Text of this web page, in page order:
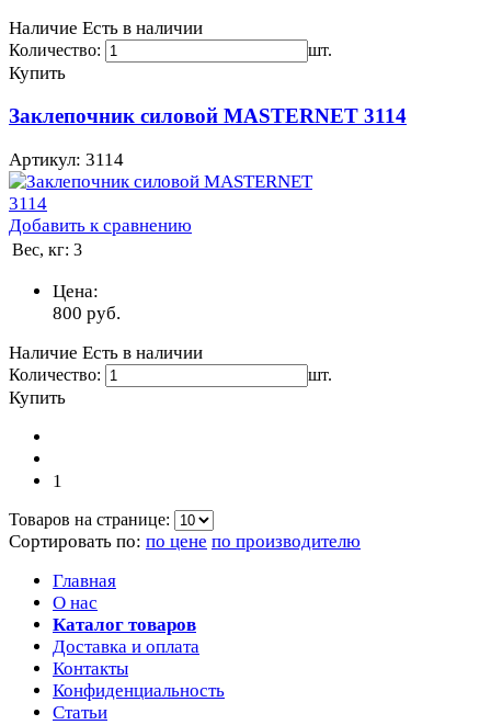
Наличие Есть в наличии
Количество: шт.
Купить
Заклепочник силовой MASTERNET 3114
Артикул: 3114
Добавить к сравнению
Вес, кг: 3
Цена:
800 руб.
Наличие Есть в наличии
Количество: шт.
Купить
1
Товаров на странице:
Сортировать по: по цене по производителю
Главная
О нас
Каталог товаров
Доставка и оплата
Контакты
Конфиденциальность
Статьи